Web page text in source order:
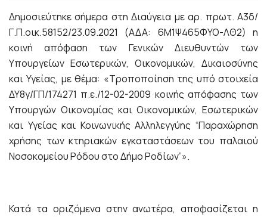
Δημοσιεύτηκε σήμερα στη Διαύγεια με αρ. πρωτ. Α3δ/
Γ.Π.οικ.58152/23.09.2021 (ΑΔΑ: 6Μ1Ψ465ΦΥΟ-ΛΘ2) η
κοινή απόφαση των Γενικών Διευθυντών των
Υπουργείων Εσωτερικών, Οικονομικών, Δικαιοσύνης
και Υγείας, με θέμα: «Τροποποίηση της υπό στοιχεία
ΔΥ8γ/ΓΠ/174271 π.ε./12-02-2009 κοινής απόφασης των
Υπουργών Οικονομίας και Οικονομικών, Εσωτερικών
και Υγείας και Κοινωνικής Αλληλεγγύης “Παραχώρηση
χρήσης των κτηριακών εγκαταστάσεων του παλαιού
Νοσοκομείου Ρόδου στο Δήμο Ροδίων”».
Κατά τα οριζόμενα στην ανωτέρα, αποφασίζεται η